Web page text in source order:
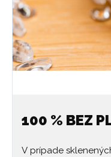
100 % BEZ
V prípade